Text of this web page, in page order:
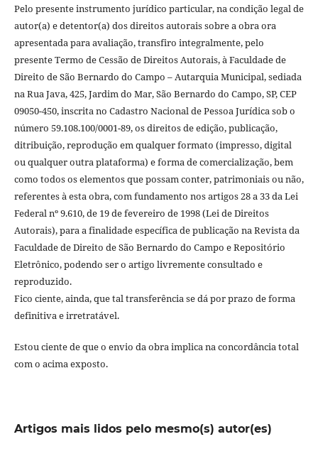
Pelo presente instrumento jurídico particular, na condição legal de
autor(a) e detentor(a) dos direitos autorais sobre a obra ora
apresentada para avaliação, transfiro integralmente, pelo
presente Termo de Cessão de Direitos Autorais, à Faculdade de
Direito de São Bernardo do Campo – Autarquia Municipal, sediada
na Rua Java, 425, Jardim do Mar, São Bernardo do Campo, SP, CEP
09050-450, inscrita no Cadastro Nacional de Pessoa Jurídica sob o
número 59.108.100/0001-89, os direitos de edição, publicação,
ditribuição, reprodução em qualquer formato (impresso, digital
ou qualquer outra plataforma) e forma de comercialização, bem
como todos os elementos que possam conter, patrimoniais ou não,
referentes à esta obra, com fundamento nos artigos 28 a 33 da Lei
Federal nº 9.610, de 19 de fevereiro de 1998 (Lei de Direitos
Autorais), para a finalidade específica de publicação na Revista da
Faculdade de Direito de São Bernardo do Campo e Repositório
Eletrônico, podendo ser o artigo livremente consultado e
reproduzido.
Fico ciente, ainda, que tal transferência se dá por prazo de forma
definitiva e irretratável.
Estou ciente de que o envio da obra implica na concordância total
com o acima exposto.
Artigos mais lidos pelo mesmo(s) autor(es)